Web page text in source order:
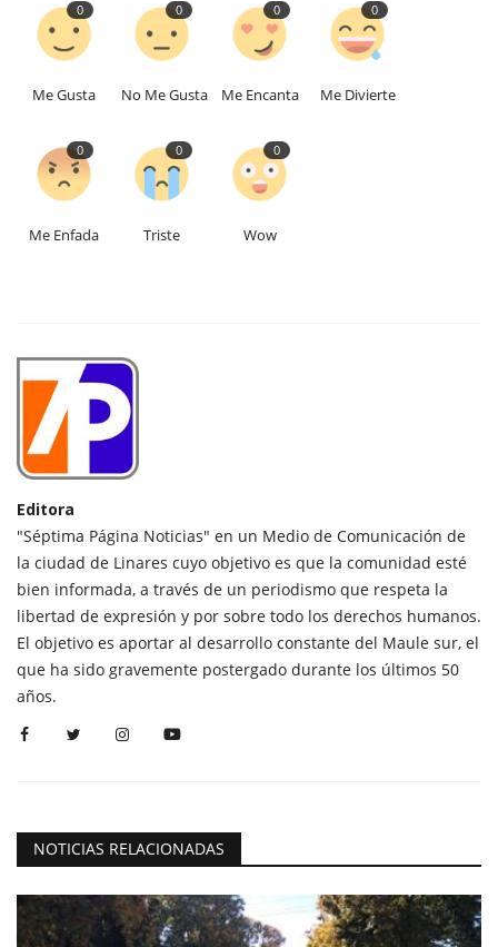
0
Me Gusta
0
No Me Gusta
0
Me Encanta
0
Me Divierte
0
Me Enfada
0
Triste
0
Wow
Editora
"Séptima Página Noticias" en un Medio de Comunicación de
la ciudad de Linares cuyo objetivo es que la comunidad esté
bien informada, a través de un periodismo que respeta la
libertad de expresión y por sobre todo los derechos humanos.
El objetivo es aportar al desarrollo constante del Maule sur, el
que ha sido gravemente postergado durante los últimos 50
años.
NOTICIAS RELACIONADAS